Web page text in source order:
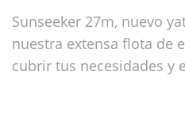
Sunseeker 27m, nuevo
nuestra extensa flota de
cubrir tus necesidades y